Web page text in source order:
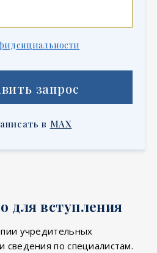
запрос
в MAX
для вступления
учредительных
сведения по специалистам.